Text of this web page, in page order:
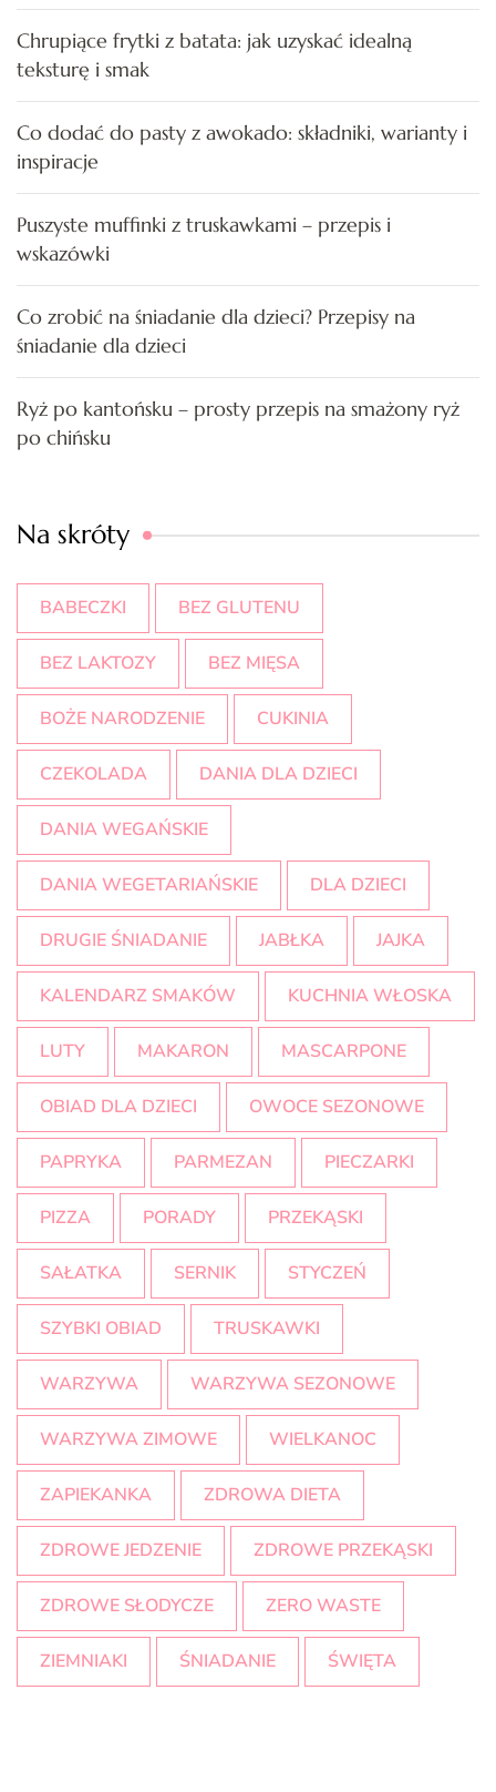
Chrupiące frytki z batata: jak uzyskać idealną
teksturę i smak
Co dodać do pasty z awokado: składniki, warianty i
inspiracje
Puszyste muffinki z truskawkami – przepis i
wskazówki
Co zrobić na śniadanie dla dzieci? Przepisy na
śniadanie dla dzieci
Ryż po kantońsku – prosty przepis na smażony ryż
po chińsku
Na skróty
BABECZKI BEZ GLUTENU
BEZ LAKTOZY BEZ MIĘSA
BOŻE NARODZENIE CUKINIA
CZEKOLADA DANIA DLA DZIECI
DANIA WEGAŃSKIE
DANIA WEGETARIAŃSKIE DLA DZIECI
DRUGIE ŚNIADANIE JABŁKA JAJKA
KALENDARZ SMAKÓW KUCHNIA WŁOSKA
LUTY MAKARON MASCARPONE
OBIAD DLA DZIECI OWOCE SEZONOWE
PAPRYKA PARMEZAN PIECZARKI
PIZZA PORADY PRZEKĄSKI
SAŁATKA SERNIK STYCZEŃ
SZYBKI OBIAD TRUSKAWKI
WARZYWA WARZYWA SEZONOWE
WARZYWA ZIMOWE WIELKANOC
ZAPIEKANKA ZDROWA DIETA
ZDROWE JEDZENIE ZDROWE PRZEKĄSKI
ZDROWE SŁODYCZE ZERO WASTE
ZIEMNIAKI ŚNIADANIE ŚWIĘTA